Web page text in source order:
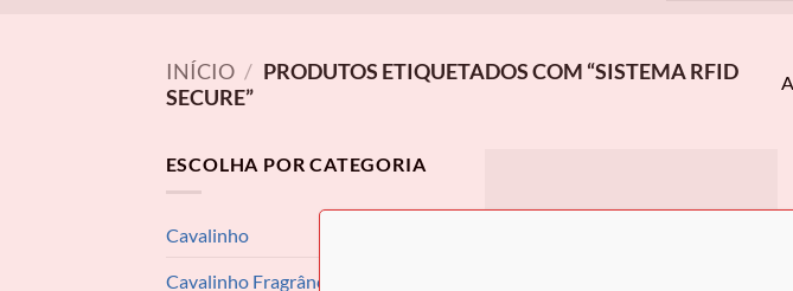
INÍCIO / PRODUTOS ETIQUETADOS COM “SISTEMA RFID
SECURE”
ESCOLHA POR CATEGORIA
Cavalinho
Cavalinho Fragrâncias